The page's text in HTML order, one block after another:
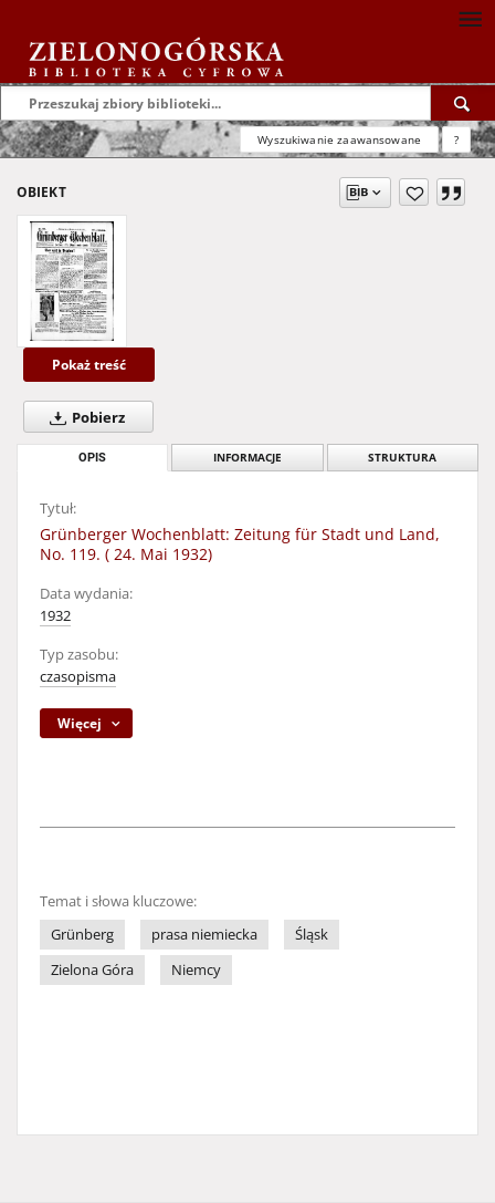
Wyszukiwanie zaawansowane ?
OBIEKT
Pokaż treść
Pobierz
OPIS INFORMACJE STRUKTURA
Tytuł:
Grünberger Wochenblatt: Zeitung für Stadt und Land,
No. 119. ( 24. Mai 1932)
Data wydania:
1932
Typ zasobu:
czasopisma
Więcej
Temat i słowa kluczowe:
Grünberg
prasa niemiecka
Śląsk
Zielona Góra
Niemcy